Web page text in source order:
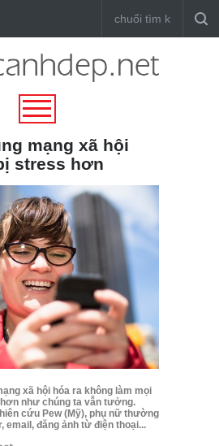
mạng xã hội
stress hơn
xã hội hóa ra không làm mọi
như chúng ta vẫn tưởng.
cứu Pew (Mỹ), phụ nữ thường
email, đăng ảnh từ điện thoại...